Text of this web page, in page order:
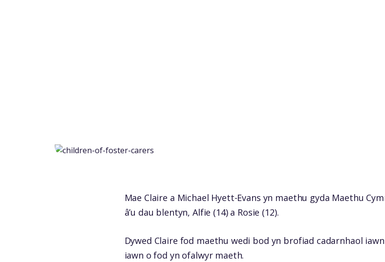
Mae Claire a Michael Hyett-Evans yn maethu gyda Maethu
â’u dau blentyn, Alfie (14) a Rosie (12).
Dywed Claire fod maethu wedi bod yn brofiad cadarnhaol
iawn o fod yn ofalwyr maeth.